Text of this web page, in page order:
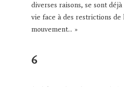
diverses raisons, se sont
vie face à des restrictions
mouvement… »
6